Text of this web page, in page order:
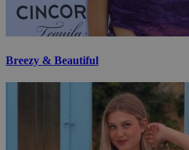
Breezy & Beautiful